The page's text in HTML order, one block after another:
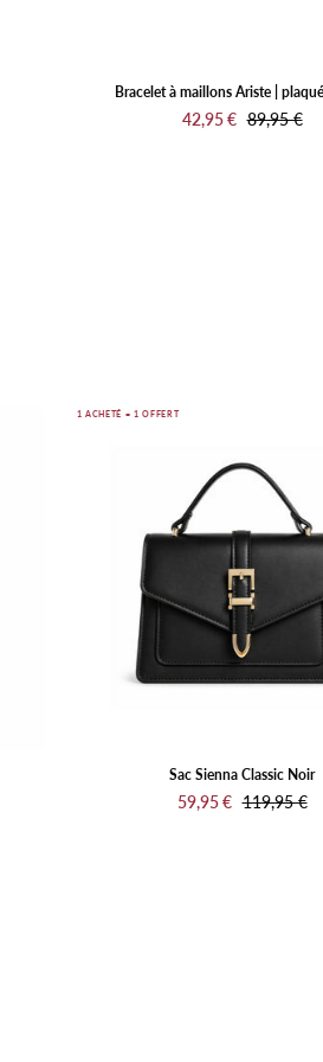
Bracelet à maillons Ariste |
42,95 € 89,95 €
Classic
1 ACHETÉ = 1 OFFERT
Sac Sienna Classic Noir
59,95 € 119,95 €